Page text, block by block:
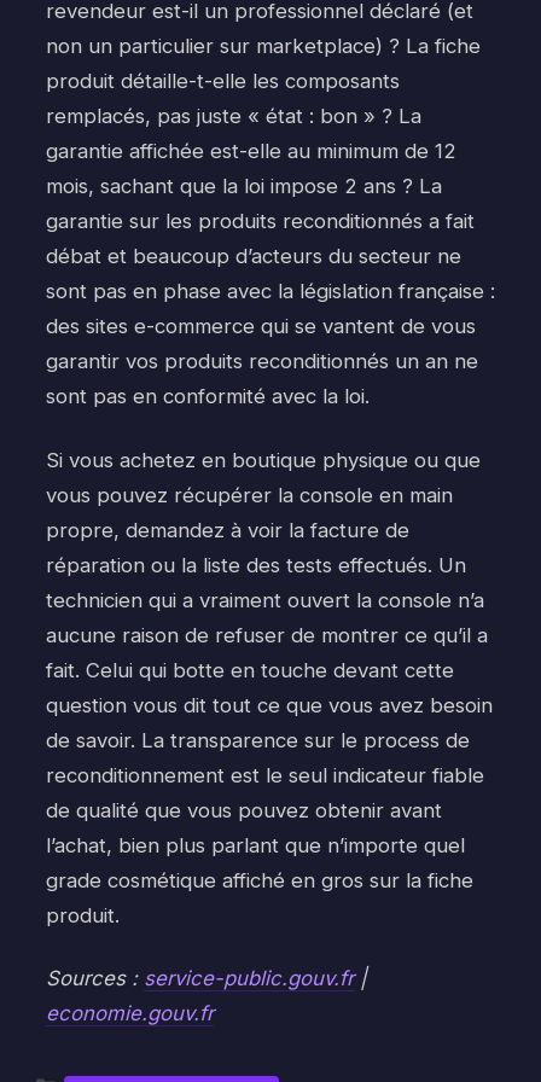
revendeur est-il un professionnel déclaré (et
non un particulier sur marketplace) ? La fiche
produit détaille-t-elle les composants
remplacés, pas juste « état : bon » ? La
garantie affichée est-elle au minimum de 12
mois, sachant que la loi impose 2 ans ? La
garantie sur les produits reconditionnés a fait
débat et beaucoup d’acteurs du secteur ne
sont pas en phase avec la législation française :
des sites e-commerce qui se vantent de vous
garantir vos produits reconditionnés un an ne
sont pas en conformité avec la loi.
Si vous achetez en boutique physique ou que
vous pouvez récupérer la console en main
propre, demandez à voir la facture de
réparation ou la liste des tests effectués. Un
technicien qui a vraiment ouvert la console n’a
aucune raison de refuser de montrer ce qu’il a
fait. Celui qui botte en touche devant cette
question vous dit tout ce que vous avez besoin
de savoir. La transparence sur le process de
reconditionnement est le seul indicateur fiable
de qualité que vous pouvez obtenir avant
l’achat, bien plus parlant que n’importe quel
grade cosmétique affiché en gros sur la fiche
produit.
Sources : service-public.gouv.fr|
economie.gouv.fr